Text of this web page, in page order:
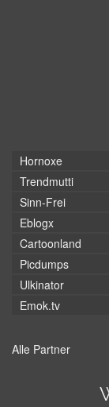
Hornoxe
Trendmutti
Sinn-Frei
Eblogx
Cartoonland
Picdumps
Ulkinator
Emok.tv
Alle Partner